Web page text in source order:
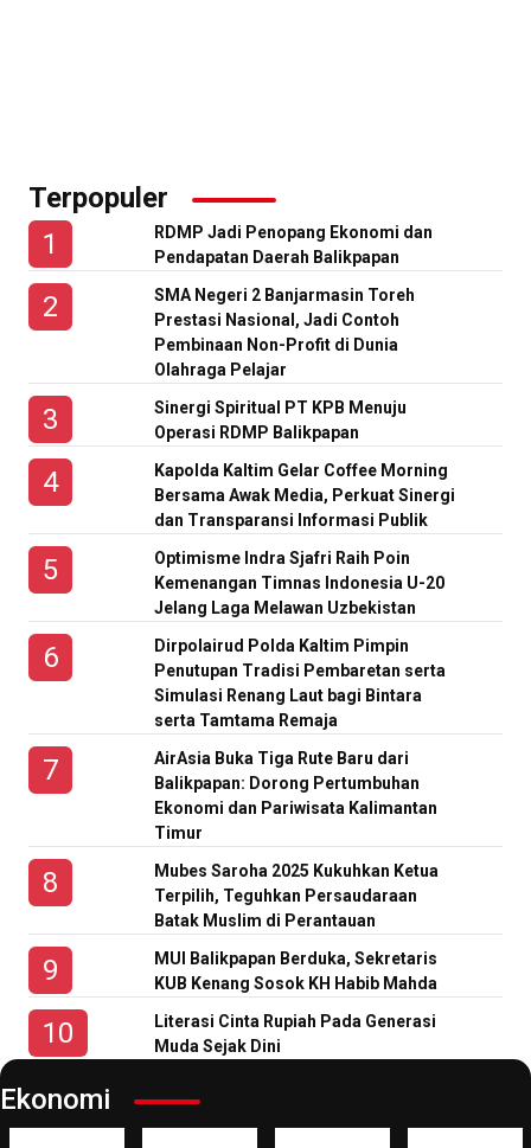
Terpopuler
RDMP Jadi Penopang Ekonomi dan
Pendapatan Daerah Balikpapan
SMA Negeri 2 Banjarmasin Toreh
Prestasi Nasional, Jadi Contoh
Pembinaan Non-Profit di Dunia
Olahraga Pelajar
Sinergi Spiritual PT KPB Menuju
Operasi RDMP Balikpapan
Kapolda Kaltim Gelar Coffee Morning
Bersama Awak Media, Perkuat Sinergi
dan Transparansi Informasi Publik
Optimisme Indra Sjafri Raih Poin
Kemenangan Timnas Indonesia U-20
Jelang Laga Melawan Uzbekistan
Dirpolairud Polda Kaltim Pimpin
Penutupan Tradisi Pembaretan serta
Simulasi Renang Laut bagi Bintara
serta Tamtama Remaja
AirAsia Buka Tiga Rute Baru dari
Balikpapan: Dorong Pertumbuhan
Ekonomi dan Pariwisata Kalimantan
Timur
Mubes Saroha 2025 Kukuhkan Ketua
Terpilih, Teguhkan Persaudaraan
Batak Muslim di Perantauan
MUI Balikpapan Berduka, Sekretaris
KUB Kenang Sosok KH Habib Mahda
Literasi Cinta Rupiah Pada Generasi
Muda Sejak Dini
Ekonomi